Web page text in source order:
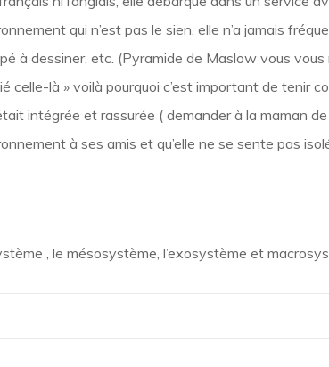
qui n’est pas le sien, elle n’a jamais
à dessiner, etc. (Pyramide de Maslow vous vous
celle-là » voilà pourquoi c’est important de tenir
intégrée et rassurée ( demander à la maman
à ses amis et qu’elle ne se sente pas
, le mésosystème, l’exosystème et